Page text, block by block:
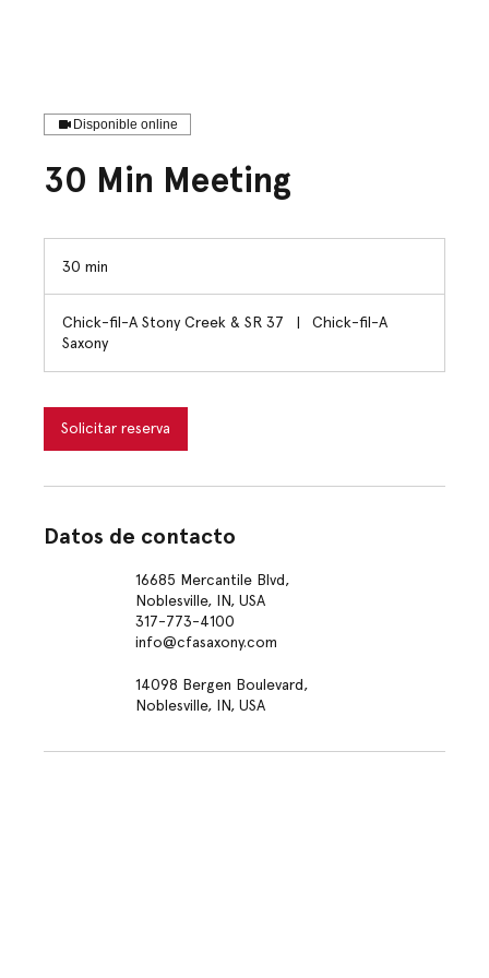
Disponible online
30 Min Meeting
30 min
m
n
Chick-fil-A Stony Creek & SR 37 |
Chick-fil-A
Saxony
Solicitar reserva
Datos de contacto
16685 Mercantile Blvd,
Noblesville, IN, USA
317-773-4100
info@cfasaxony.com
14098 Bergen Boulevard,
Noblesville, IN, USA